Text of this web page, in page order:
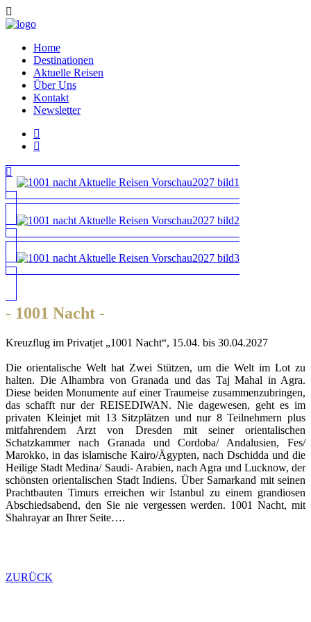
Home
Destinationen
Aktuelle Reisen
Über Uns
Kontakt
Newsletter
- 1001 Nacht -
Kreuzflug im Privatjet „1001 Nacht“, 15.04. bis 30.04.2027
Die orientalische Welt hat Zwei Stützen, um die Welt im Lot zu
halten. Die Alhambra von Granada und das Taj Mahal in Agra.
Diese beiden Monumente auf einer Traumeise zusammenzubringen,
das schafft nur der REISEDIWAN. Nie dagewesen, geht es im
privaten Kleinjet mit 13 Sitzplätzen und nur 8 Teilnehmern plus
mitfahrendem Arzt von Dresden mit seiner orientalischen
Schatzkammer nach Granada und Cordoba/ Andalusien, Fes/
Marokko, in das islamische Kairo/Ägypten, nach Dschidda und die
Heilige Stadt Medina/ Saudi- Arabien, nach Agra und Lucknow, der
schönsten orientalischen Stadt Indiens. Über Samarkand mit seinen
Prachtbauten Timurs erreichen wir Istanbul zu einem grandiosen
Abschiedsabend, den Sie nie vergessen werden. 1001 Nacht, mit
Shahrayar an Ihrer Seite….
ZURÜCK